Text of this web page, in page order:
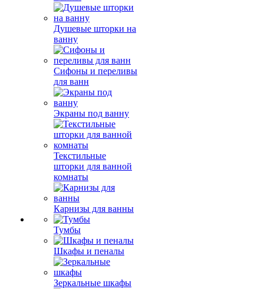
Душевые шторки на
ванну
Сифоны и переливы
для ванн
Экраны под ванну
Текстильные
шторки для ванной
комнаты
Карнизы для ванны
Тумбы
Шкафы и пеналы
Зеркальные шкафы